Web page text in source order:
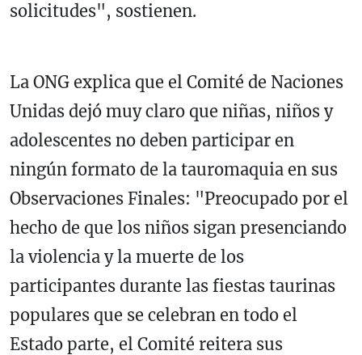
solicitudes", sostienen.
La ONG explica que el Comité de Naciones
Unidas dejó muy claro que niñas, niños y
adolescentes no deben participar en
ningún formato de la tauromaquia en sus
Observaciones Finales: "Preocupado por el
hecho de que los niños sigan presenciando
la violencia y la muerte de los
participantes durante las fiestas taurinas
populares que se celebran en todo el
Estado parte, el Comité reitera sus